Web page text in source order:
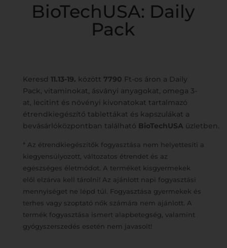
BioTechUSA: Daily
Pack
Keresd 11.13-19. között 7790 Ft-os áron a Daily
Pack, vitaminokat, ásványi anyagokat, omega 3-
at, lecitint és növényi kivonatokat tartalmazó
étrendkiegészítő tablettákat és kapszulákat a
bevásárlóközpontban található BioTechUSA üzletben.
* Az étrendkiegészítők fogyasztása nem helyettesíti a
kiegyensúlyozott, változatos étrendet és az
egészséges életmódot. A terméket kisgyermekek
elől elzárva kell tárolni! Az ajánlott napi fogyasztási
mennyiséget ne lépd túl. Fogyasztása gyermekek és
terhes vagy szoptató nők számára nem ajánlott. A
termék fogyasztása ismert alapbetegség, valamint
gyógyszerszedés esetén nem javasolt!